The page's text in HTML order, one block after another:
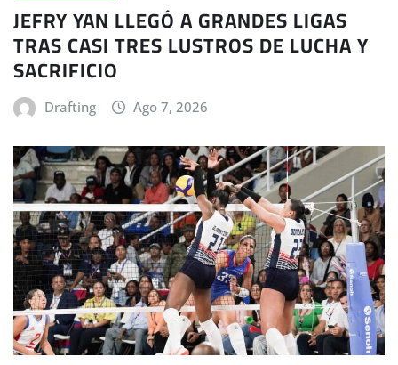
JEFRY YAN LLEGÓ A GRANDES LIGAS
TRAS CASI TRES LUSTROS DE LUCHA Y
SACRIFICIO
Drafting Ago 7, 2026